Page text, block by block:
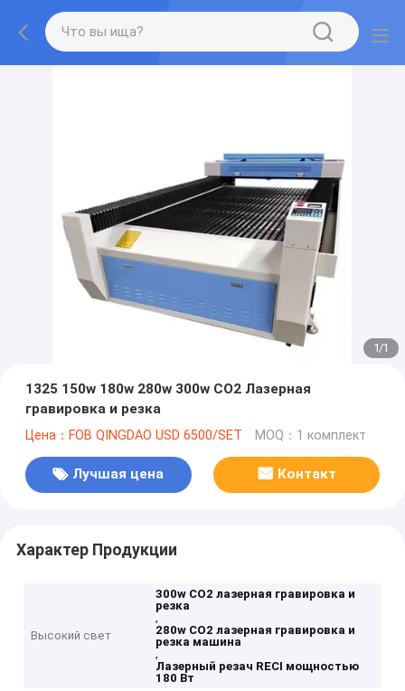
1/1
1325 150w 180w 280w 300w CO2 Лазерная
гравировка и резка
Цена：FOB QINGDAO USD 6500/SET MOQ：1 комплект
Лучшая цена Контакт
Характер Продукции
Высокий свет
300w CO2 лазерная гравировка и
резка
,
280w CO2 лазерная гравировка и
резка машина
,
Лазерный резач RECI мощностью
180 Вт